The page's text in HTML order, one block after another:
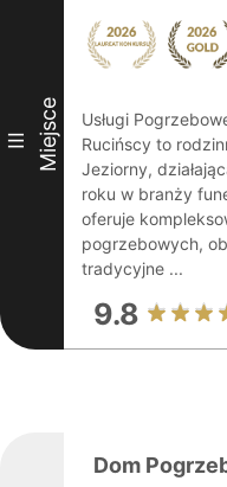
III Miejsce
Usługi
Rucińscy to
Jeziorny,
roku w branży
oferuje
pogrzebowych,
tradycyjne ...
9.8
Dom